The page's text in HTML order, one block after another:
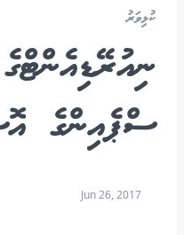
ކުޅިވަރު
ސްޕެއިންގެ
Jun 26, 2017